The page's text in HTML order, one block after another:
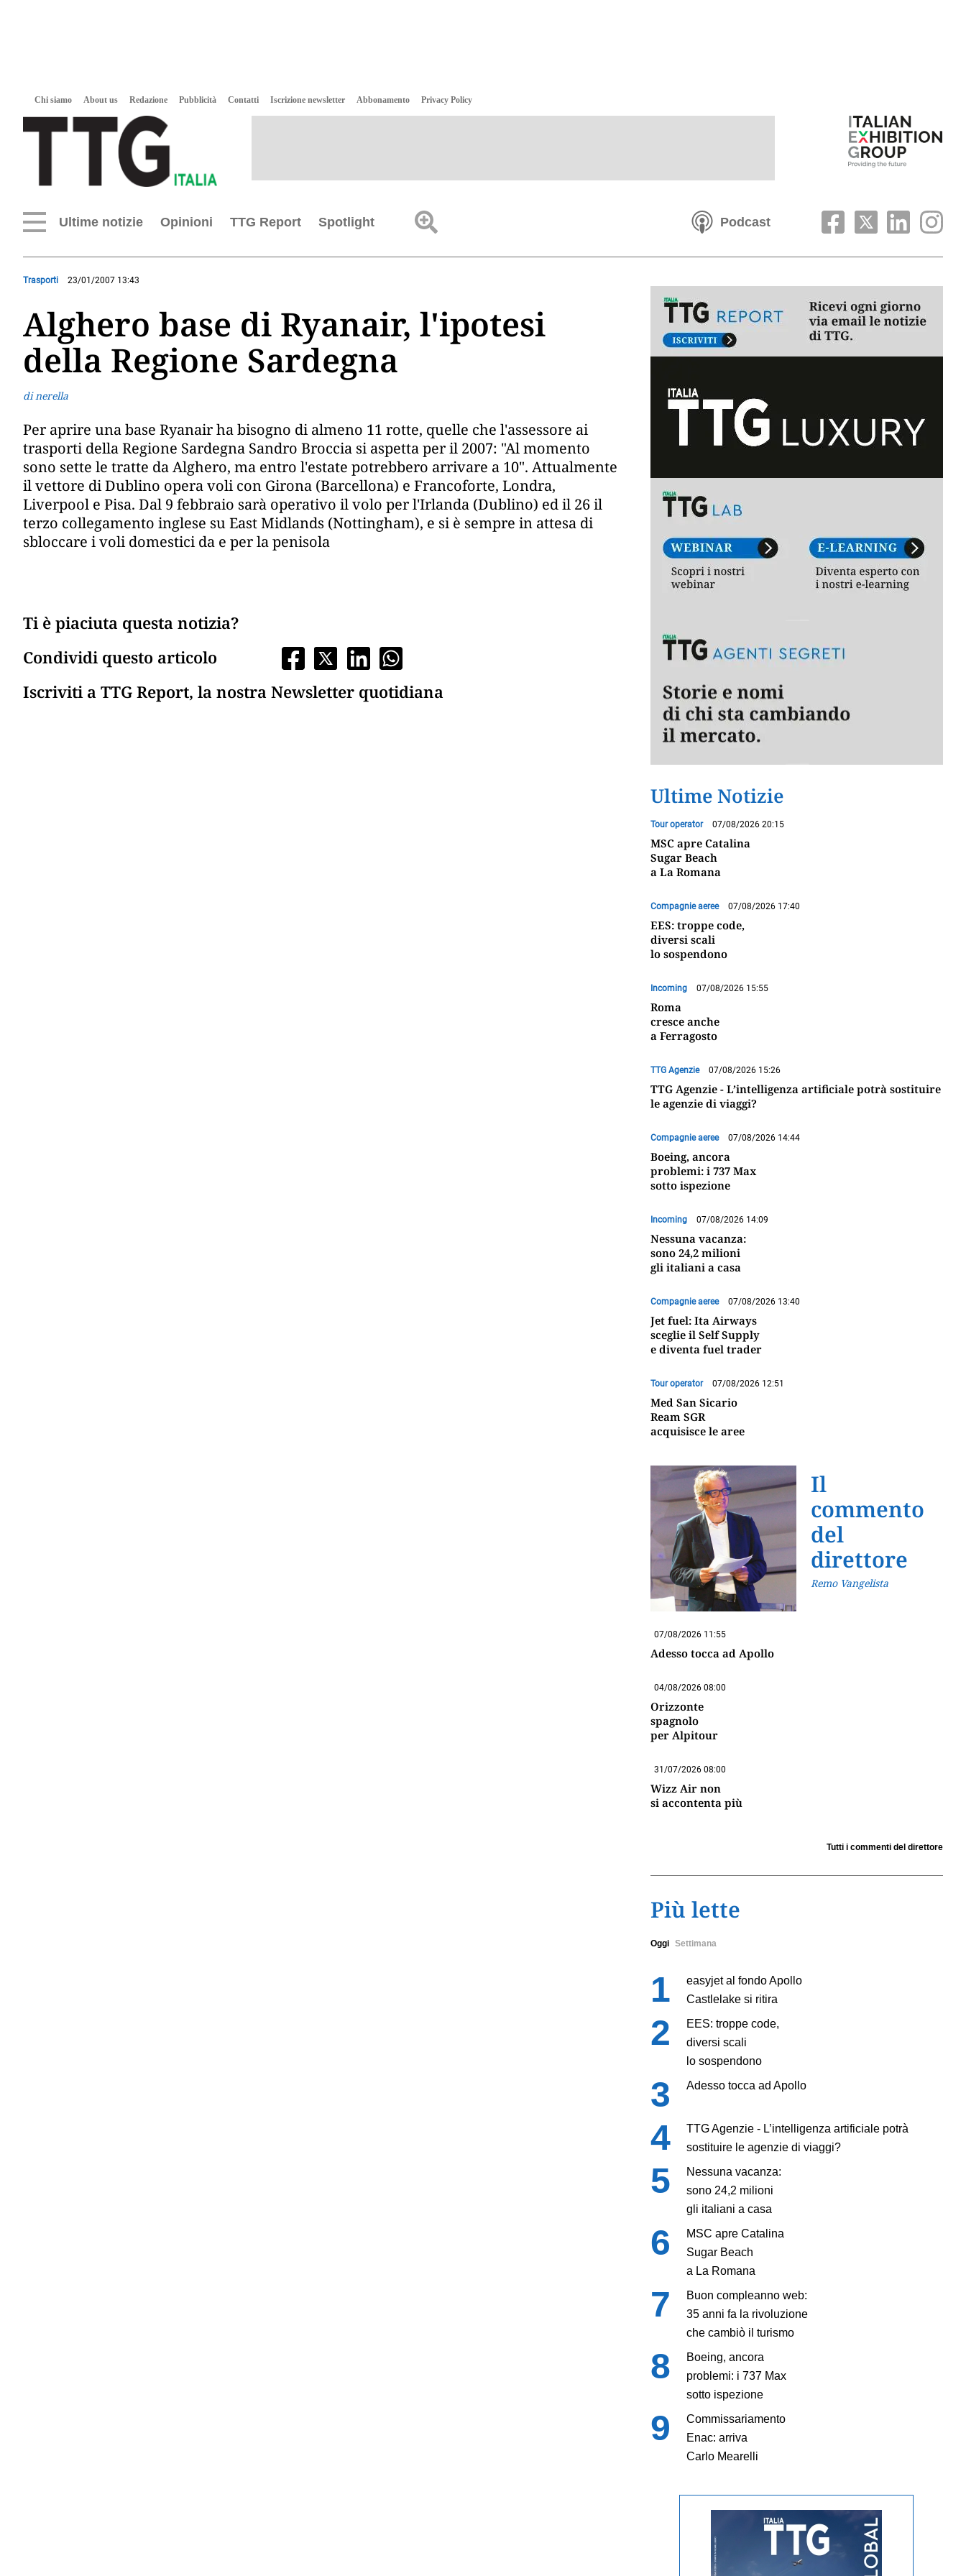
Chi siamo About us Redazione Pubblicità Contatti Iscrizione newsletter Abbonamento Privacy Policy
Ultime notizie Opinioni TTG Report Spotlight Podcast
Trasporti 23/01/2007 13:43
Alghero base di Ryanair, l'ipotesi
della Regione Sardegna
di nerella
Per aprire una base Ryanair ha bisogno di almeno 11 rotte, quelle che l'assessore ai
trasporti della Regione Sardegna Sandro Broccia si aspetta per il 2007: "Al momento
sono sette le tratte da Alghero, ma entro l'estate potrebbero arrivare a 10". Attualmente
il vettore di Dublino opera voli con Girona (Barcellona) e Francoforte, Londra,
Liverpool e Pisa. Dal 9 febbraio sarà operativo il volo per l'Irlanda (Dublino) ed il 26 il
terzo collegamento inglese su East Midlands (Nottingham), e si è sempre in attesa di
sbloccare i voli domestici da e per la penisola
Ti è piaciuta questa notizia?
Condividi questo articolo
Iscriviti a TTG Report, la nostra Newsletter quotidiana
Ultime Notizie
Tour operator 07/08/2026 20:15
MSC apre Catalina
Sugar Beach
a La Romana
Compagnie aeree 07/08/2026 17:40
EES: troppe code,
diversi scali
lo sospendono
Incoming 07/08/2026 15:55
Roma
cresce anche
a Ferragosto
TTG Agenzie 07/08/2026 15:26
TTG Agenzie - L’intelligenza artificiale potrà sostituire
le agenzie di viaggi?
Compagnie aeree 07/08/2026 14:44
Boeing, ancora
problemi: i 737 Max
sotto ispezione
Incoming 07/08/2026 14:09
Nessuna vacanza:
sono 24,2 milioni
gli italiani a casa
Compagnie aeree 07/08/2026 13:40
Jet fuel: Ita Airways
sceglie il Self Supply
e diventa fuel trader
Tour operator 07/08/2026 12:51
Med San Sicario
Ream SGR
acquisisce le aree
Il
commento
del
direttore
Remo Vangelista
07/08/2026 11:55
Adesso tocca ad Apollo
04/08/2026 08:00
Orizzonte
spagnolo
per Alpitour
31/07/2026 08:00
Wizz Air non
si accontenta più
Tutti i commenti del direttore
Più lette
Oggi Settimana
easyjet al fondo Apollo
Castlelake si ritira
EES: troppe code,
diversi scali
lo sospendono
Adesso tocca ad Apollo
TTG Agenzie - L’intelligenza artificiale potrà
sostituire le agenzie di viaggi?
Nessuna vacanza:
sono 24,2 milioni
gli italiani a casa
MSC apre Catalina
Sugar Beach
a La Romana
Buon compleanno web:
35 anni fa la rivoluzione
che cambiò il turismo
Boeing, ancora
problemi: i 737 Max
sotto ispezione
Commissariamento
Enac: arriva
Carlo Mearelli